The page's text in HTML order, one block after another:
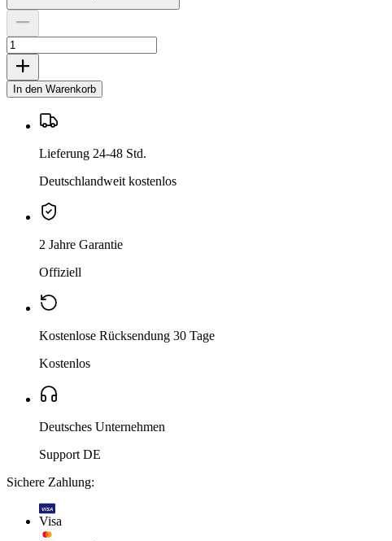
In den Warenkorb
Lieferung 24-48 Std.
Deutschlandweit kostenlos
2 Jahre Garantie
Offiziell
Kostenlose Rücksendung 30 Tage
Kostenlos
Deutsches Unternehmen
Support DE
Sichere Zahlung:
VISA
Visa